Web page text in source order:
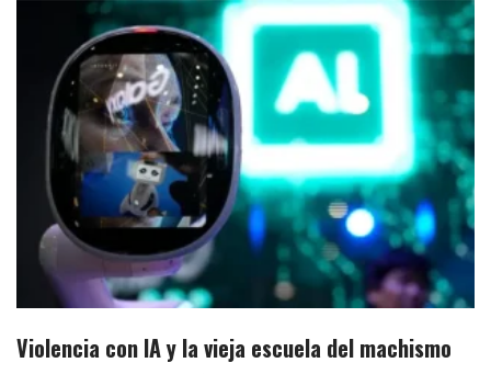
Violencia con IA y la vieja escuela del machismo